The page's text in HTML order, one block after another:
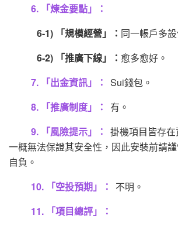
6. 「煉金要點」：
6-1) 「規模經營」： 同一帳戶多
6-2) 「推廣下線」： 愈多愈好。
7. 「出金資訊」： Sui錢包。
8. 「推廣制度」：
有。
9. 「風險提示」： 掛機項目皆存
一概無法保證其安全性，因此安裝前請
自負。
10. 「空投預期」：
不明。
11. 「項目總評」：